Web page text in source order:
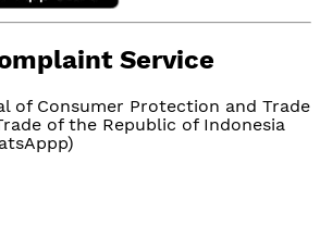
Service
of Consumer Protection and Trade
of the Republic of Indonesia